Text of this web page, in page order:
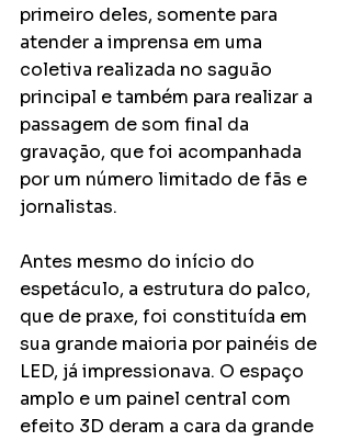
primeiro deles, somente para
atender a imprensa em uma
coletiva realizada no saguão
principal e também para realizar a
passagem de som final da
gravação, que foi acompanhada
por um número limitado de fãs e
jornalistas.
Antes mesmo do início do
espetáculo, a estrutura do palco,
que de praxe, foi constituída em
sua grande maioria por painéis de
LED, já impressionava. O espaço
amplo e um painel central com
efeito 3D deram a cara da grande